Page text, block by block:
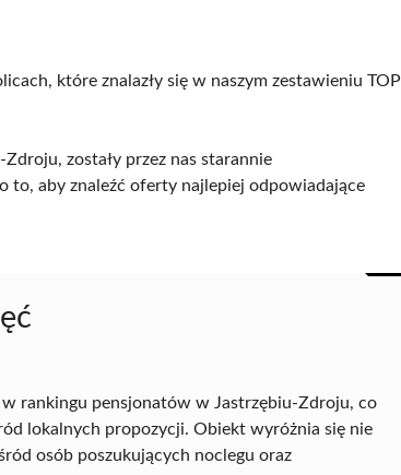
które znalazły się w naszym zestawieniu TOP
zostały przez nas starannie
to, aby znaleźć oferty najlepiej odpowiadające
rankingu pensjonatów w Jastrzębiu-Zdroju, co
lokalnych propozycji. Obiekt wyróżnia się nie
osób poszukujących noclegu oraz